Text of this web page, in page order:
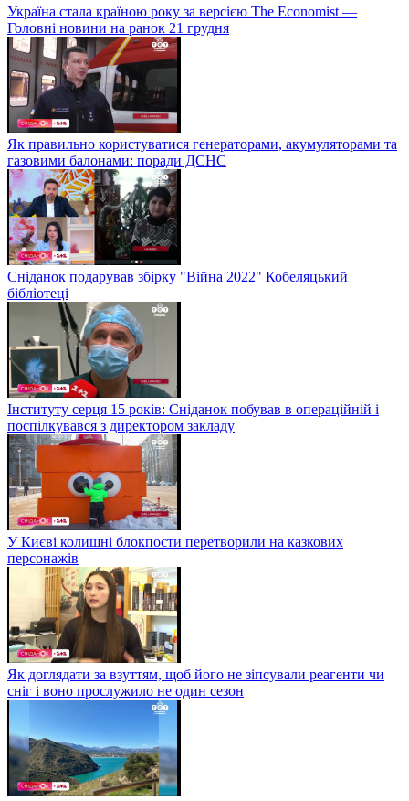
Україна стала країною року за версією The Economist —
Головні новини на ранок 21 грудня
Як правильно користуватися генераторами, акумуляторами та
газовими балонами: поради ДСНС
Сніданок подарував збірку "Війна 2022" Кобеляцький
бібліотеці
Інституту серця 15 років: Сніданок побував в операційній і
поспілкувався з директором закладу
У Києві колишні блокпости перетворили на казкових
персонажів
Як доглядати за взуттям, щоб його не зіпсували реагенти чи
сніг і воно прослужило не один сезон